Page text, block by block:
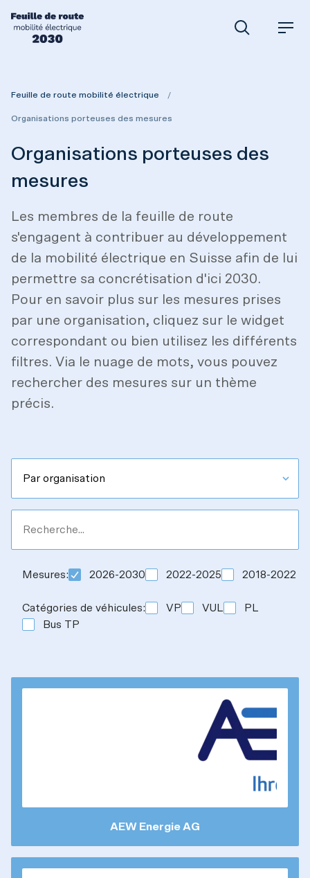
Feuille de route mobilité électrique
e
Feuille de route mobilité électrique
Organisations porteuses des mesures
Organisations porteuses des
mesures
Les membres de la feuille de route
s'engagent à contribuer au développement
de la mobilité électrique en Suisse afin de lui
permettre sa concrétisation d'ici 2030.
Pour en savoir plus sur les mesures prises
par une organisation, cliquez sur le widget
correspondant ou bien utilisez les différents
filtres. Via le nuage de mots, vous pouvez
rechercher des mesures sur un thème
précis.
Mesures: 2026-2030 2022-2025 2018-2022
Catégories de véhicules: VP VUL
PL
Bus TP
AEW Energie AG